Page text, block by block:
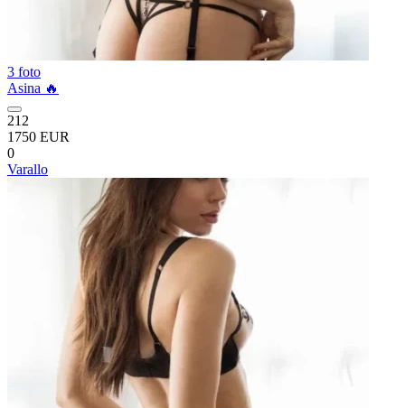
3 foto
Asina 🔥
212
1750 EUR
0
Varallo